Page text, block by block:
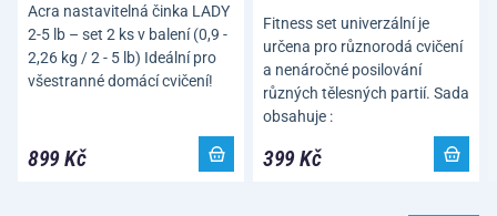
Acra nastavitelná činka LADY
2-5 lb – set 2 ks v balení (0,9 -
2,26 kg / 2 - 5 lb) Ideální pro
všestranné domácí cvičení!
899 Kč
Fitness set univerzální je
určena pro různorodá cvičení
a nenáročné posilování
různých tělesných partií. Sada
obsahuje :
399 Kč